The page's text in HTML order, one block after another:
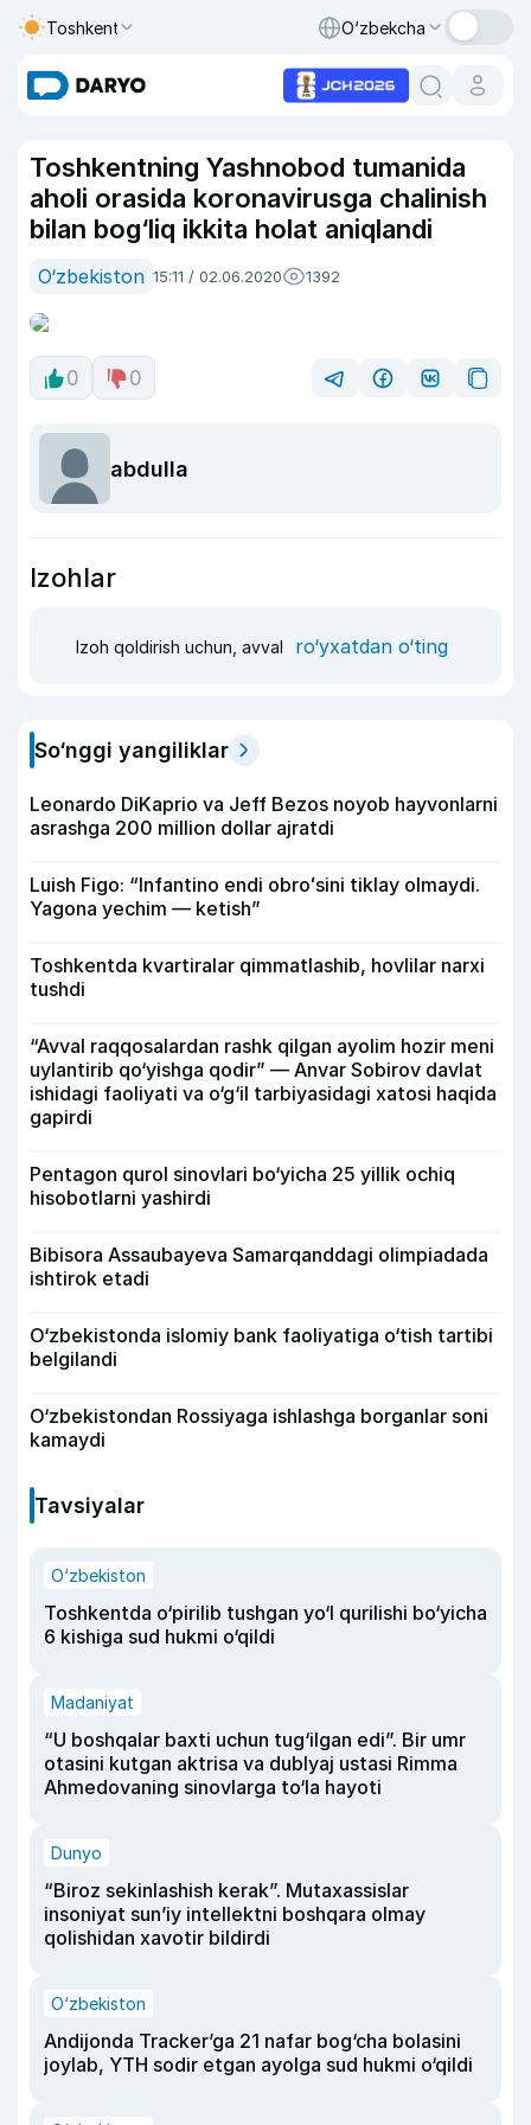
Toshkent O‘zbekcha
Toshkentning Yashnobod tumanida
aholi orasida koronavirusga chalinish
bilan bog‘liq ikkita holat aniqlandi
O‘zbekiston 15:11 / 02.06.2020 1392
0 0
abdulla
Izohlar
Izoh qoldirish uchun, avval ro‘yxatdan o‘ting
So‘nggi yangiliklar
Leonardo DiKaprio va Jeff Bezos noyob hayvonlarni
asrashga 200 million dollar ajratdi
Luish Figo: “Infantino endi obroʻsini tiklay olmaydi.
Yagona yechim — ketish”
Toshkentda kvartiralar qimmatlashib, hovlilar narxi
tushdi
“Avval raqqosalardan rashk qilgan ayolim hozir meni
uylantirib qo‘yishga qodir” — Anvar Sobirov davlat
ishidagi faoliyati va o‘g‘il tarbiyasidagi xatosi haqida
gapirdi
Pentagon qurol sinovlari bo‘yicha 25 yillik ochiq
hisobotlarni yashirdi
Bibisora Assaubayeva Samarqanddagi olimpiadada
ishtirok etadi
O‘zbekistonda islomiy bank faoliyatiga o‘tish tartibi
belgilandi
O‘zbekistondan Rossiyaga ishlashga borganlar soni
kamaydi
Tavsiyalar
O‘zbekiston
Toshkentda o‘pirilib tushgan yo‘l qurilishi bo‘yicha
6 kishiga sud hukmi o‘qildi
Madaniyat
“U boshqalar baxti uchun tug‘ilgan edi”. Bir umr
otasini kutgan aktrisa va dublyaj ustasi Rimma
Ahmedovaning sinovlarga to‘la hayoti
Dunyo
“Biroz sekinlashish kerak”. Mutaxassislar
insoniyat sun’iy intellektni boshqara olmay
qolishidan xavotir bildirdi
O‘zbekiston
Andijonda Tracker’ga 21 nafar bog‘cha bolasini
joylab, YTH sodir etgan ayolga sud hukmi o‘qildi